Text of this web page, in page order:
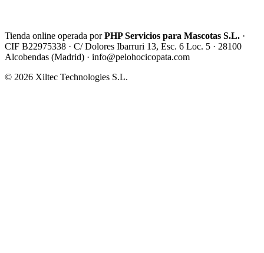
Tienda online operada porPHP Servicios para Mascotas S.L. ·
CIF B22975338 · C/ Dolores Ibarruri 13, Esc. 6 Loc. 5 · 28100
Alcobendas (Madrid) · info@pelohocicopata.com
© 2026 Xiltec Technologies S.L.